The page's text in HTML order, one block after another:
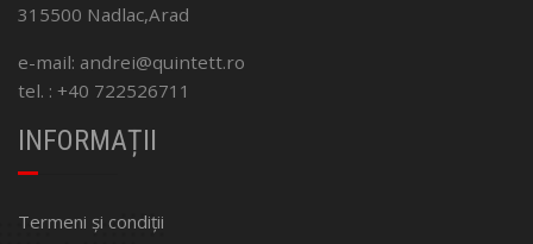
315500 Nadlac,Arad
e-mail: andrei@quintett.ro
tel. : +40 722526711
INFORMAȚII
Termeni și condiții